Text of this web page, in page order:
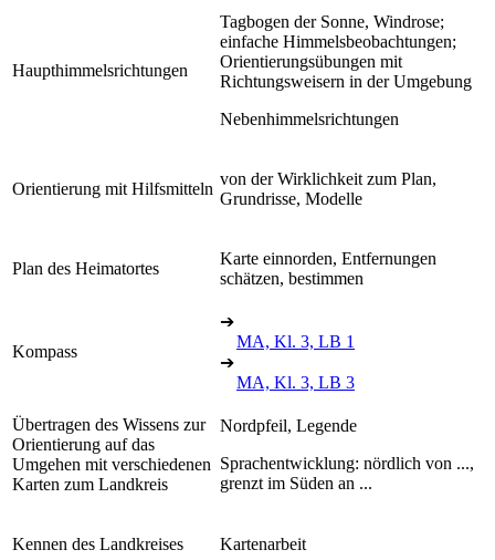
Haupthimmelsrichtungen
Tagbogen der Sonne, Windrose;
einfache Himmelsbeobachtungen;
Orientierungsübungen mit
Richtungsweisern in der Umgebung
Nebenhimmelsrichtungen
Orientierung mit Hilfsmitteln
von der Wirklichkeit zum Plan,
Grundrisse, Modelle
Plan des Heimatortes
Karte einnorden, Entfernungen
schätzen, bestimmen
Kompass
➔
MA, Kl. 3, LB 1
➔
MA, Kl. 3, LB 3
Übertragen des Wissens zur
Orientierung auf das
Umgehen mit verschiedenen
Karten zum Landkreis
Nordpfeil, Legende
Sprachentwicklung: nördlich von ...,
grenzt im Süden an ...
Kennen des Landkreises Kartenarbeit